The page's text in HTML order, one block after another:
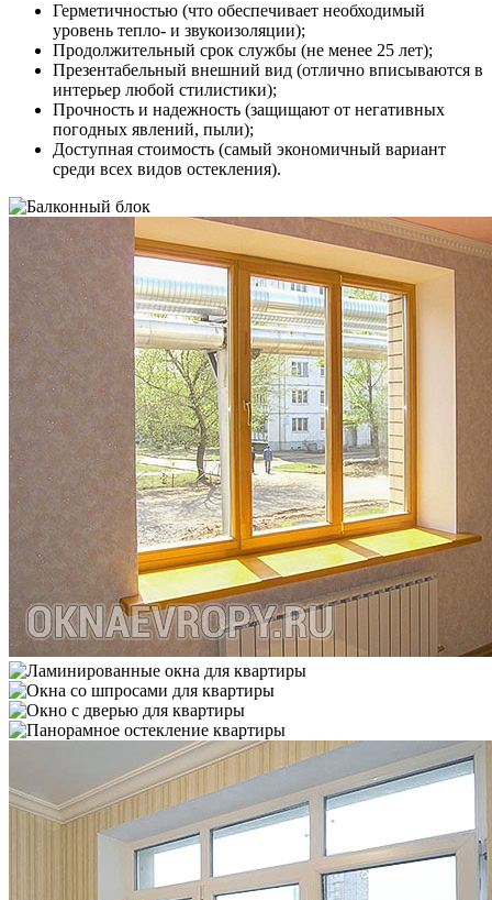
Герметичностью (что обеспечивает необходимый
уровень тепло- и звукоизоляции);
Продолжительный срок службы (не менее 25 лет);
Презентабельный внешний вид (отлично вписываются в
интерьер любой стилистики);
Прочность и надежность (защищают от негативных
погодных явлений, пыли);
Доступная стоимость (самый экономичный вариант
среди всех видов остекления).